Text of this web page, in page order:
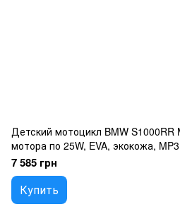
Детский мотоцикл BMW S1000RR
мотора по 25W, EVA, экокожа,
7 585 грн
Купить